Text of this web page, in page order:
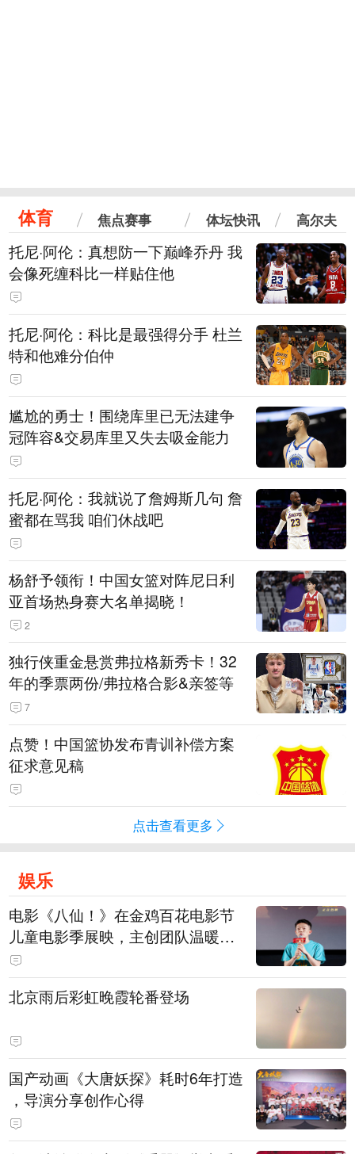
体育 焦点赛事 体坛快讯 高尔夫
托尼·阿伦：真想防一下巅峰乔丹 我
会像死缠科比一样贴住他
托尼·阿伦：科比是最强得分手 杜兰
特和他难分伯仲
尴尬的勇士！围绕库里已无法建争
冠阵容&交易库里又失去吸金能力
托尼·阿伦：我就说了詹姆斯几句 詹
蜜都在骂我 咱们休战吧
杨舒予领衔！中国女篮对阵尼日利
亚首场热身赛大名单揭晓！
2
独行侠重金悬赏弗拉格新秀卡！32
年的季票两份/弗拉格合影&亲签等
7
点赞！中国篮协发布青训补偿方案
征求意见稿
点击查看更多
娱乐
电影《八仙！》在金鸡百花电影节
儿童电影季展映，主创团队温暖寄
语小观众
北京雨后彩虹晚霞轮番登场
国产动画《大唐妖探》耗时6年打造
，导演分享创作心得